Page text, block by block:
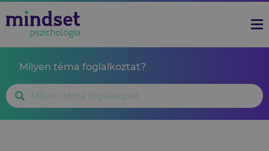
Milyen téma foglalkoztat?